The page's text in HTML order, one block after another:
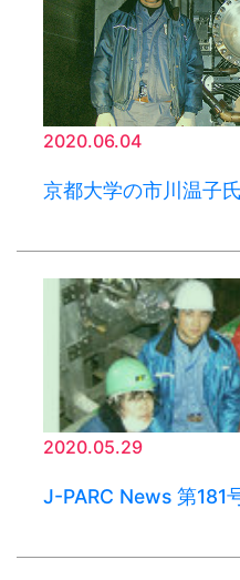
2020.06.04
京都大学の市川温子
2020.05.29
J-PARC News 第181